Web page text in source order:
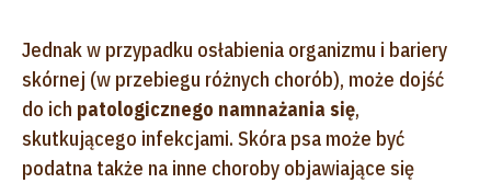
Jednak w przypadku osłabienia organizmu i bariery
skórnej (w przebiegu różnych chorób), może dojść
do ich patologicznego namnażania się,
skutkującego infekcjami. Skóra psa może być
podatna także na inne choroby objawiające się